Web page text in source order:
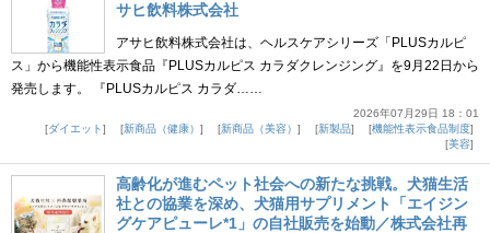
サヒ飲料株式会社
アサヒ飲料株式会社は、ヘルスケアシリーズ「PLUSカルピ
ス」から機能性表示食品『PLUSカルピス カラダクレンジング』を9月22日から
発売します。 『PLUSカルピス カラダ……
2026年07月29日 18：01
ダイエット
新商品（健康） 新商品（美容） 新製品
機能性表示食品制度
美容
高齢化が進むペット社会への新たな挑戦。犬猫生活
社との協業を深め、犬猫用サプリメント「エイジン
グケアピューレ*1」の自社販売を始動／株式会社再